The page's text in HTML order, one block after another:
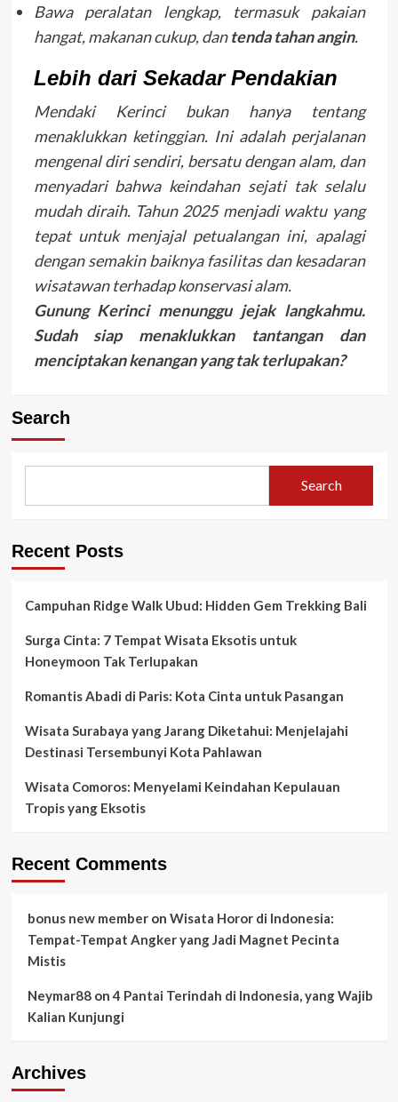
Bawa peralatan lengkap, termasuk pakaian
hangat, makanan cukup, dantenda tahan angin.
Lebih dari Sekadar Pendakian
Mendaki Kerinci bukan hanya tentang
menaklukkan ketinggian. Ini adalah perjalanan
mengenal diri sendiri, bersatu dengan alam, dan
menyadari bahwa keindahan sejati tak selalu
mudah diraih. Tahun 2025 menjadi waktu yang
tepat untuk menjajal petualangan ini, apalagi
dengan semakin baiknya fasilitas dan kesadaran
wisatawan terhadap konservasi alam.
Gunung Kerinci menunggu jejak langkahmu.
Sudah siap menaklukkan tantangan dan
menciptakan kenangan yang tak terlupakan?
Search
Search
Recent Posts
Campuhan Ridge Walk Ubud: Hidden Gem Trekking Bali
Surga Cinta: 7 Tempat Wisata Eksotis untuk
Honeymoon Tak Terlupakan
Romantis Abadi di Paris: Kota Cinta untuk Pasangan
Wisata Surabaya yang Jarang Diketahui: Menjelajahi
Destinasi Tersembunyi Kota Pahlawan
Wisata Comoros: Menyelami Keindahan Kepulauan
Tropis yang Eksotis
Recent Comments
bonus new memberon Wisata Horor di Indonesia:
Tempat-Tempat Angker yang Jadi Magnet Pecinta
Mistis
Neymar88on4 Pantai Terindah di Indonesia, yang Wajib
Kalian Kunjungi
Archives